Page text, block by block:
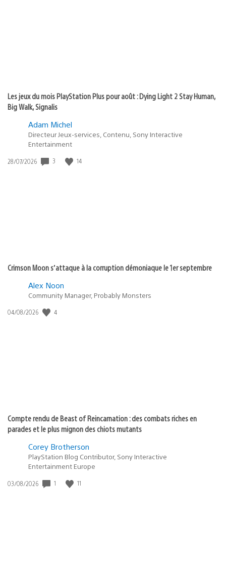
Les jeux du mois PlayStation Plus pour août : Dying Light 2 Stay Human,
Big Walk, Signalis
Adam Michel
Directeur Jeux-services, Contenu, Sony Interactive
Entertainment
Date
28/07/2026 3 14
Crimson Moon s’attaque à la corruption démoniaque le 1er septembre
Alex Noon
Community Manager, Probably Monsters
Date
04/08/2026 4
Compte rendu de Beast of Reincarnation : des combats riches en
parades et le plus mignon des chiots mutants
Corey Brotherson
PlayStation Blog Contributor, Sony Interactive
Entertainment Europe
Date
03/08/2026 1 11